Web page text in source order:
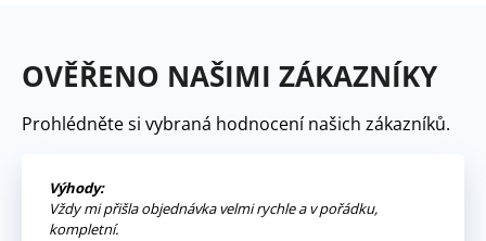
OVĚŘENO NAŠIMI ZÁKAZNÍKY
Prohlédněte si vybraná hodnocení našich zákazníků.
Výhody:
Vždy mi přišla objednávka velmi rychle a v pořádku,
kompletní.